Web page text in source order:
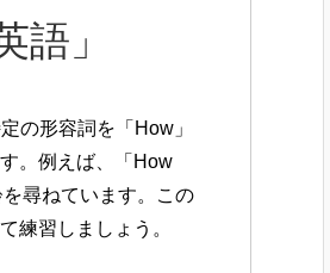
」
の形容詞を「How」
。例えば、「How
尋ねています。この
練習しましょう。